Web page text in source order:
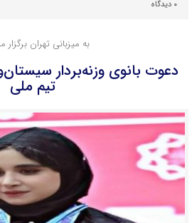
۰ دیدگاه
به میزبانی تهران
دعوت بانوی وزنه‌بردار
تیم ملی